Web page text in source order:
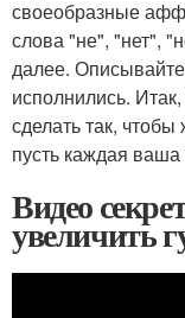
своеобразные
слова "не", "нет",
далее.
исполнились.
сделать так,
пусть каждая
Видео
увеличить